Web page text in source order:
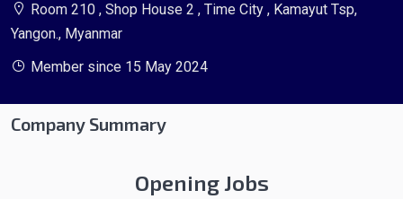
Room 210 , Shop House 2 , Time City , Kamayut Tsp,
Yangon., Myanmar
Member since 15 May 2024
Company Summary
Opening Jobs